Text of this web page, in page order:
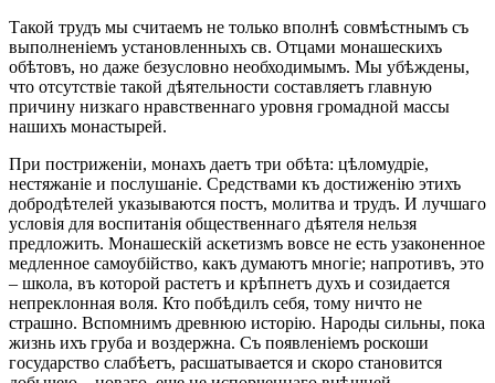
Такой трудъ мы считаемъ не только вполнѣ совмѣстнымъ съ
выполненіемъ установленныхъ св. Отцами монашескихъ
обѣтовъ, но даже безусловно необходимымъ. Мы убѣждены,
что отсутствіе такой дѣятельности составляетъ главную
причину низкаго нравственнаго уровня громадной массы
нашихъ монастырей.
При постриженіи, монахъ даетъ три обѣта: цѣломудріе,
нестяжаніе и послушаніе. Средствами къ достиженію этихъ
добродѣтелей указываются постъ, молитва и трудъ. И лучшаго
условія для воспитанія общественнаго дѣятеля нельзя
предложить. Монашескій аскетизмъ вовсе не есть узаконенное
медленное самоубійство, какъ думаютъ многіе; напротивъ, это
– школа, въ которой растетъ и крѣпнетъ духъ и созидается
непреклонная воля. Кто побѣдилъ себя, тому ничто не
страшно. Вспомнимъ древнюю исторію. Народы сильны, пока
жизнь ихъ груба и воздержна. Съ появленіемъ роскоши
государство слабѣетъ, расшатывается и скоро становится